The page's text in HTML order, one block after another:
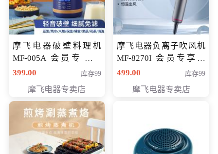
摩飞电器破壁料理机
MF-005A 会员专享价
198元
399.00 库存99
摩飞电器专卖店
摩飞电器负离子吹风机
MF-8270I 会员专享价
369元
499.00 库存99
摩飞电器专卖店